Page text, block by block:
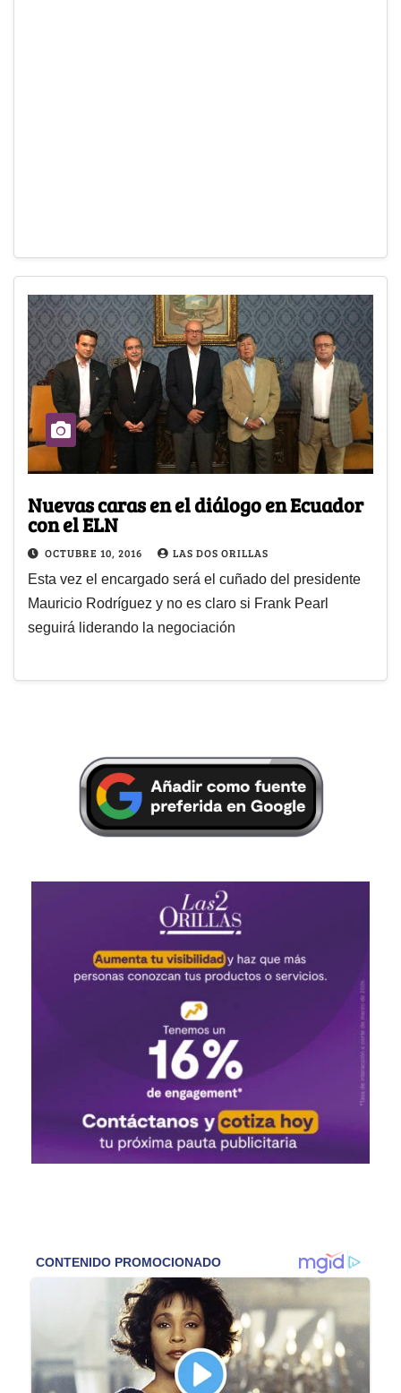
Nuevas caras en el diálogo en Ecuador
con el ELN
OCTUBRE 10, 2016 LAS DOS ORILLAS
Esta vez el encargado será el cuñado del presidente
Mauricio Rodríguez y no es claro si Frank Pearl
seguirá liderando la negociación